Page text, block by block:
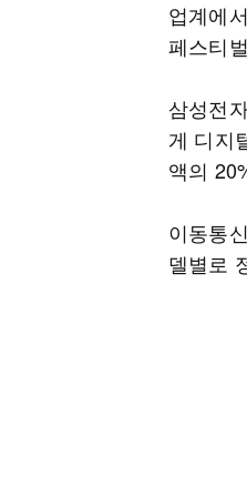
업계에
페스티
삼성전
게 디지
액의
이동통
델별로